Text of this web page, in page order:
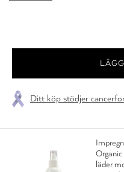
Ditt köp stödjer
Organic
läder